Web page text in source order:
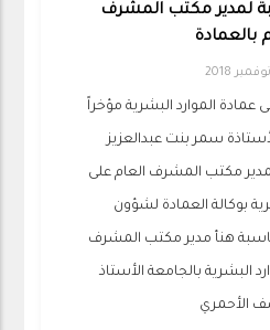
لمدير مكتب المشرف
بالعمادة
الموارد البشرية مؤخراً
سمر بنت عبدالعزيز
مكتب المشرف العام على
بوكالة العمادة لشؤون
هنأ مدير مكتب المشرف
البشرية بالجامعة الأستاذ
الأحمري